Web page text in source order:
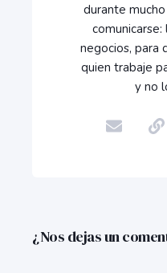
durante
negocios, para
quien trabaje
y no
¿Nos dejas un